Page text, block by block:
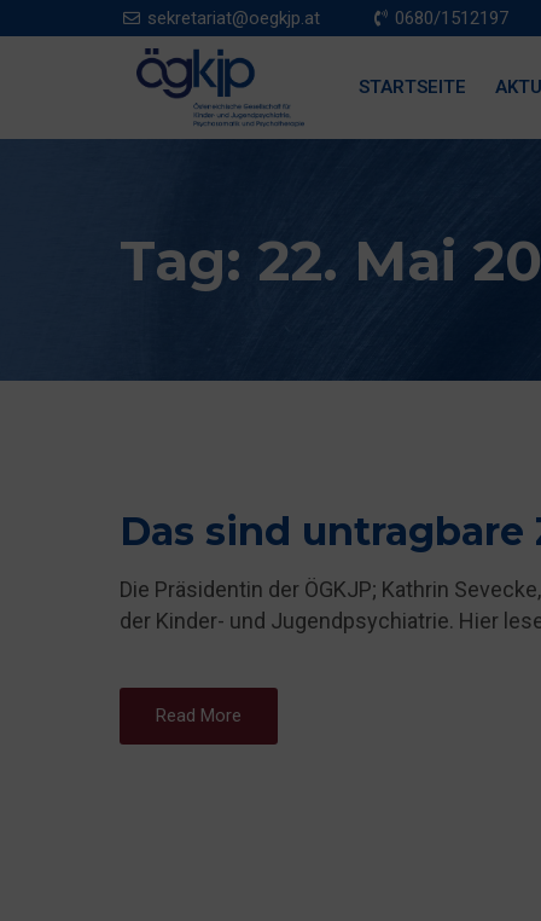
sekretariat@oegkjp.at 0680/1512197
STARTSEITE
Tag: 22. Mai
Das sind untragbare
Die Präsidentin der ÖGKJP; Kathrin
der Kinder- und Jugendpsychiatrie. Hier
Read More